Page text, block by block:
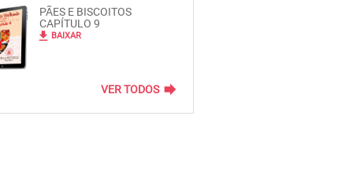
PÃES E BISCOITOS
CAPÍTULO 9
file_download BAIXAR
VER TODOS forward